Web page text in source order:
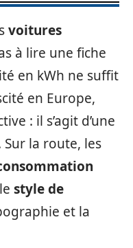
voitures
à lire une fiche
en kWh ne suffit
en Europe,
: il s’agit d’une
la route, les
style de
et la